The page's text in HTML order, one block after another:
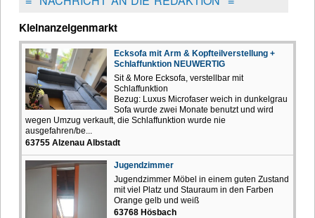
Kleinanzeigenmarkt
Ecksofa mit Arm & Kopfteilverstellung +
Schlaffunktion NEUWERTIG
Sit & More Ecksofa, verstellbar mit
Schlaffunktion
Bezug: Luxus Microfaser weich in dunkelgrau
Sofa wurde zwei Monate benutzt und wird
wegen Umzug verkauft, die Schlaffunktion wurde nie
ausgefahren/be...
63755 Alzenau Albstadt
Jugendzimmer
Jugendzimmer Möbel in einem guten Zustand
mit viel Platz und Stauraum in den Farben
Orange gelb und weiß
63768 Hösbach